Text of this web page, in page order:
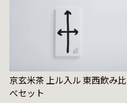
京玄米茶 上ル入ル 東西飲み比
べセット